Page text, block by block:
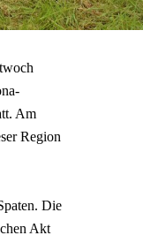
Am
Region
Die
Akt